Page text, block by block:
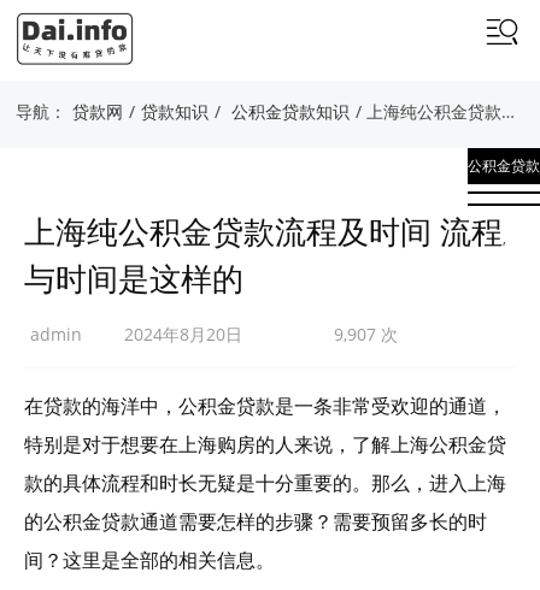
导航： 贷款网 / 贷款知识 / 公积金贷款知识 / 上海纯公积金贷款流程及时间 流程与时间是这样的
公积金贷款
知识
,
上海纯公积金贷款流程及时间 流程
与时间是这样的
admin 2024年8月20日 9,907 次
在贷款的海洋中，公积金贷款是一条非常受欢迎的通道，
特别是对于想要在上海购房的人来说，了解上海公积金贷
款的具体流程和时长无疑是十分重要的。那么，进入上海
的公积金贷款通道需要怎样的步骤？需要预留多长的时
间？这里是全部的相关信息。